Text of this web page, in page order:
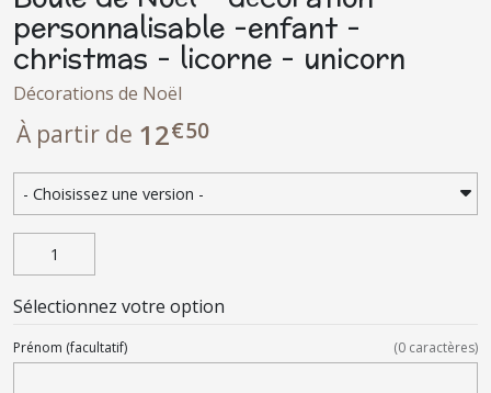
personnalisable -enfant -
christmas - licorne - unicorn
Décorations de Noël
À partir de 12€50
Sélectionnez votre option
Prénom (facultatif) (0 caractères)